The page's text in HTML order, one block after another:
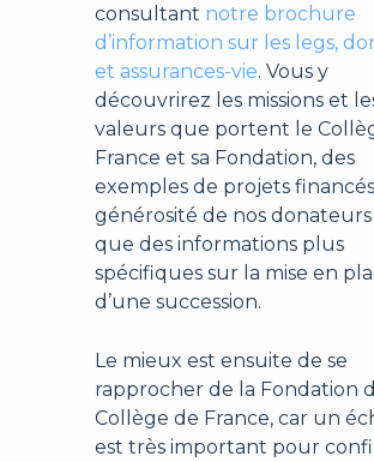
consultant notre brochure
d’information sur les legs,
et assurances-vie. Vous y
découvrirez les missions et
valeurs que portent le
France et sa Fondation, des
exemples de projets
générosité de nos donateurs
que des informations plus
spécifiques sur la mise en
d’une succession.
Le mieux est ensuite de se
rapprocher de la Fondation
Collège de France, car un
est très important pour